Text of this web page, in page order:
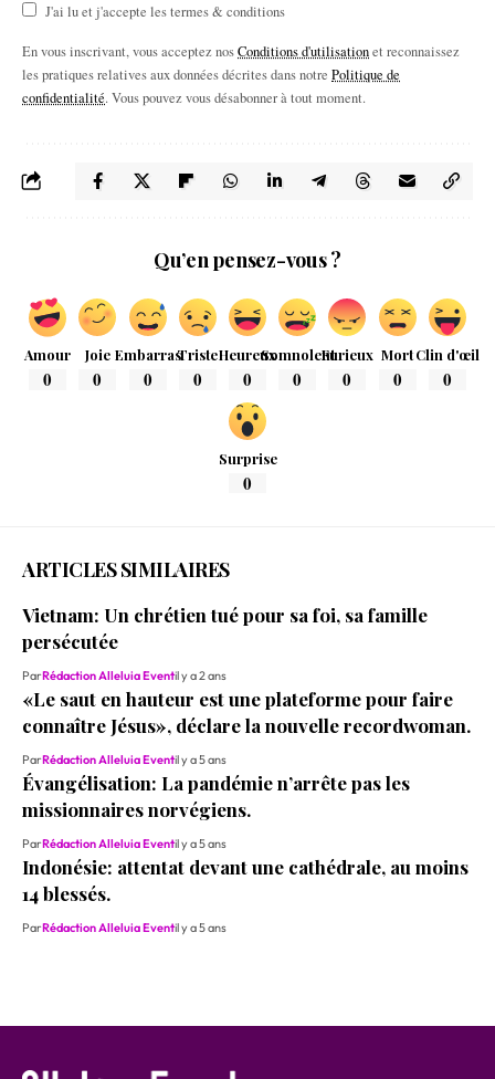
J'ai lu et j'accepte les termes & conditions
En vous inscrivant, vous acceptez nosConditions d'utilisationet reconnaissez
les pratiques relatives aux données décrites dans notre Politique de
confidentialité. Vous pouvez vous désabonner à tout moment.
Qu’en pensez-vous ?
Amour
0
Joie
0
Embarras
0
Triste
0
Heureux
0
Somnolent
0
Furieux
0
Mort
0
Clin d'œil
0
Surprise
0
ARTICLES SIMILAIRES
Vietnam: Un chrétien tué pour sa foi, sa famille
persécutée
ParRédaction Alleluia Eventil y a 2 ans
«Le saut en hauteur est une plateforme pour faire
connaître Jésus», déclare la nouvelle recordwoman.
ParRédaction Alleluia Eventil y a 5 ans
Évangélisation: La pandémie n’arrête pas les
missionnaires norvégiens.
ParRédaction Alleluia Eventil y a 5 ans
Indonésie: attentat devant une cathédrale, au moins
14 blessés.
ParRédaction Alleluia Eventil y a 5 ans